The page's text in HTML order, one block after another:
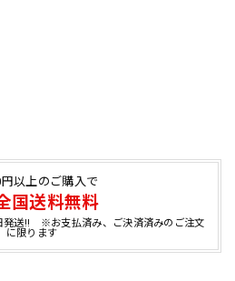
以上のご購入で
国送料無料
発送!! ※お支払済み、ご決済済みのご注文
に限ります